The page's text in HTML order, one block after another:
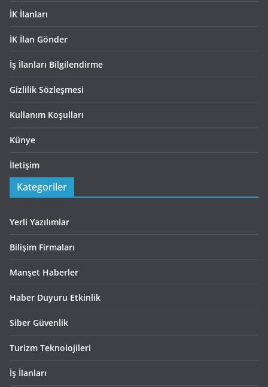
İK İlanları
İK İlan Gönder
İş İlanları Bilgilendirme
Gizlilik Sözleşmesi
Kullanım Koşulları
Künye
İletişim
Kategoriler
Yerli Yazılımlar
Bilişim Firmaları
Manşet Haberler
Haber Duyuru Etkinlik
Siber Güvenlik
Turizm Teknolojileri
İş İlanları